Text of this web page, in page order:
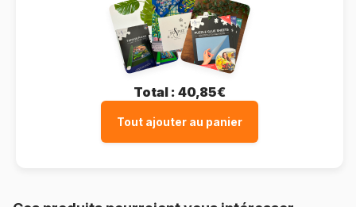
Total : 40,85€
Tout ajouter au panier